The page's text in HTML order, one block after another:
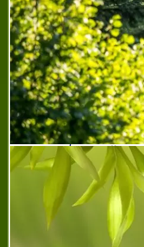
бижута с български шевици
бижута с български шевици
детски партита софия овча
танци овча купел 2,зала за
софия овча купел,зала за
купел,зала за семейни
зала за семинари софия овча
софия овча купел,зала за
занималня за деца овча
изработка на фолклорни
производител на народни
производител на фолклорни
фолклорен център овча купел
народни носии софия,
фолклорни носии софия,
партита софия овча купел,
носии софия овча купел ,
носии софия овча купел
,
народни носии
творческа
тениски с бродерии
тениски с щампи на етно
поръчка от тропангелес ,
е драго ми е
фолклорен
фолклорни аксесоари на арт
шоурум